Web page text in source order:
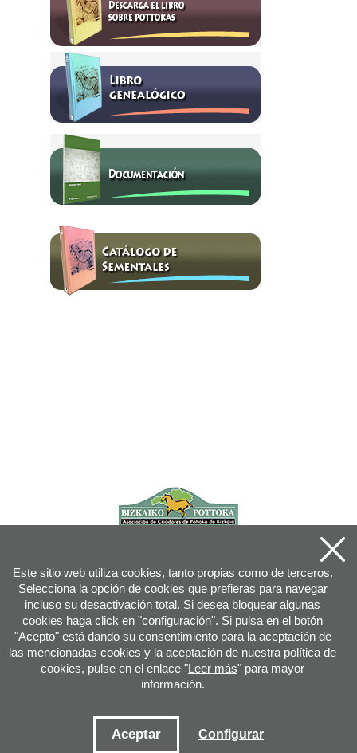
info@pottoka.info
Condiciones de uso -Política de privacidad-Política de cookies
Este sitio web utiliza cookies, tanto propias como de terceros.
Selecciona la opción de cookies que prefieras para navegar
incluso su desactivación total. Si desea bloquear algunas
cookies haga click en "configuración". Si pulsa en el botón
"Acepto" está dando su consentimiento para la aceptación de
las mencionadas cookies y la aceptación de nuestra política de
cookies, pulse en el enlace "Leer más" para mayor
información.
Aceptar Configurar